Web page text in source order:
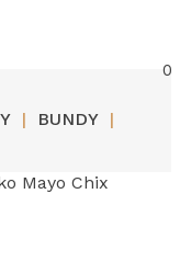
0
| BUNDY |
Mayo Chix